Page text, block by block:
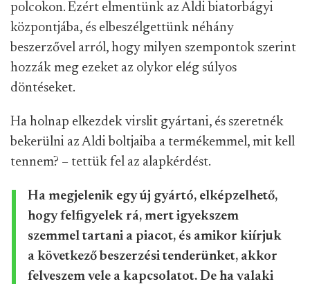
polcokon. Ezért elmentünk az Aldi biatorbágyi
központjába, és elbeszélgettünk néhány
beszerzővel arról, hogy milyen szempontok szerint
hozzák meg ezeket az olykor elég súlyos
döntéseket.
Ha holnap elkezdek virslit gyártani, és szeretnék
bekerülni az Aldi boltjaiba a termékemmel, mit kell
tennem? – tettük fel az alapkérdést.
Ha megjelenik egy új gyártó, elképzelhető,
hogy felfigyelek rá, mert igyekszem
szemmel tartani a piacot, és amikor kiírjuk
a következő beszerzési tenderünket, akkor
felveszem vele a kapcsolatot. De ha valaki